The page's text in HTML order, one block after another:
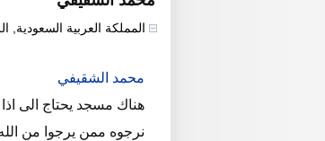
المملكة العربية السعودية
محمد الشقيفي
نرجوه ممن يرجوا من الله